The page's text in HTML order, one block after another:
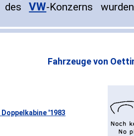
desVW-Konzerns
Fahrzeuge von
'1983